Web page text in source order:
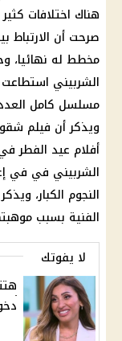
هناك اختلافات
صرحت أن الارتباط
مخطط له نهائيا،
الشربيني
مسلسل كامل
ويذكر أن فيلم
أفلام عيد الفطر
الشربيني في في
النجوم الكبار،
الفنية بسبب
لا يفوتك